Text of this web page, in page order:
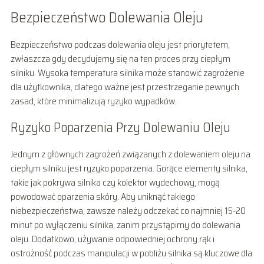
Bezpieczeństwo Dolewania Oleju
Bezpieczeństwo podczas dolewania oleju jest priorytetem,
zwłaszcza gdy decydujemy się na ten proces przy ciepłym
silniku. Wysoka temperatura silnika może stanowić zagrożenie
dla użytkownika, dlatego ważne jest przestrzeganie pewnych
zasad, które minimalizują ryzyko wypadków.
Ryzyko Poparzenia Przy Dolewaniu Oleju
Jednym z głównych zagrożeń związanych z dolewaniem oleju na
ciepłym silniku jest ryzyko poparzenia. Gorące elementy silnika,
takie jak pokrywa silnika czy kolektor wydechowy, mogą
powodować oparzenia skóry. Aby uniknąć takiego
niebezpieczeństwa, zawsze należy odczekać co najmniej 15-20
minut po wyłączeniu silnika, zanim przystąpimy do dolewania
oleju. Dodatkowo, używanie odpowiedniej ochrony rąk i
ostrożność podczas manipulacji w pobliżu silnika są kluczowe dla